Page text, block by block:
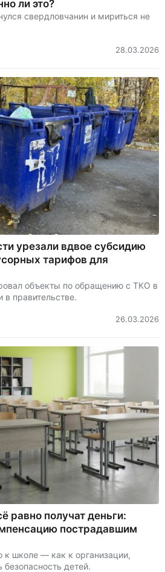
ли это?
свердловчанин и мириться не
28.03.2026
урезали вдвое субсидию
тарифов для
объекты по обращению с ТКО в
правительстве.
26.03.2026
равно получат деньги:
пострадавшим
к школе — как к организации,
безопасность детей.